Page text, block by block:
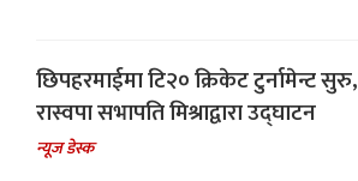
छिपहरमाईमा टि२० क्रिकेट टुर्नामेन्ट सुरु,
रास्वपा सभापति मिश्राद्वारा उद्घाटन
न्यूज डेस्क